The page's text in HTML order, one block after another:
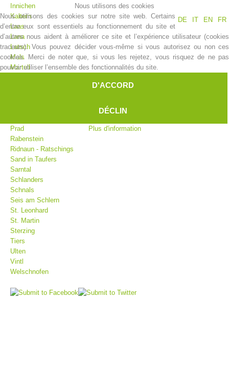
Histoire de l'association
Centres de secours
Innichen
Kaltern
Laas
Lana
Latsch
Mals
Martell
Prad
Rabenstein
Ridnaun - Ratschings
Sand in Taufers
Sarntal
Schlanders
Schnals
Seis am Schlern
St. Leonhard
St. Martin
Sterzing
Tiers
Ulten
Vintl
Welschnofen
Nous utilisons des cookies
DE
IT EN FR
Nous utilisons des cookies sur notre site web. Certains
d’entre eux sont essentiels au fonctionnement du site et
d’autres nous aident à améliorer ce site et l’expérience utilisateur (cookies
traceurs). Vous pouvez décider vous-même si vous autorisez ou non ces
cookies. Merci de noter que, si vous les rejetez, vous risquez de ne pas
pouvoir utiliser l’ensemble des fonctionnalités du site.
D'ACCORD
DÉCLIN
Plus d'information